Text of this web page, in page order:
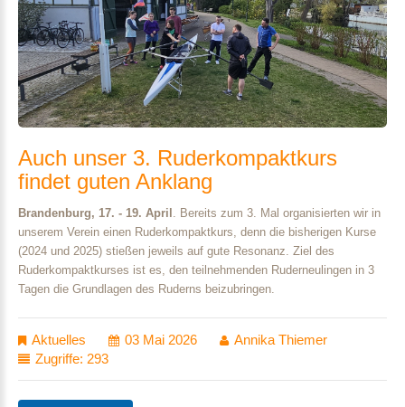
Auch unser 3. Ruderkompaktkurs
findet guten Anklang
Brandenburg, 17. - 19. April . Bereits zum 3. Mal organisierten wir in
unserem Verein einen Ruderkompaktkurs, denn die bisherigen Kurse
(2024 und 2025) stießen jeweils auf gute Resonanz. Ziel des
Ruderkompaktkurses ist es, den teilnehmenden Ruderneulingen in 3
Tagen die Grundlagen des Ruderns beizubringen.
Aktuelles 03 Mai 2026
Annika Thiemer
Zugriffe: 293